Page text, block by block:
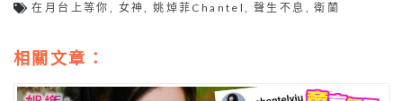
在月台上等你 , 女神,姚焯菲Chantel,聲生不息 ,衛蘭
相關文章：